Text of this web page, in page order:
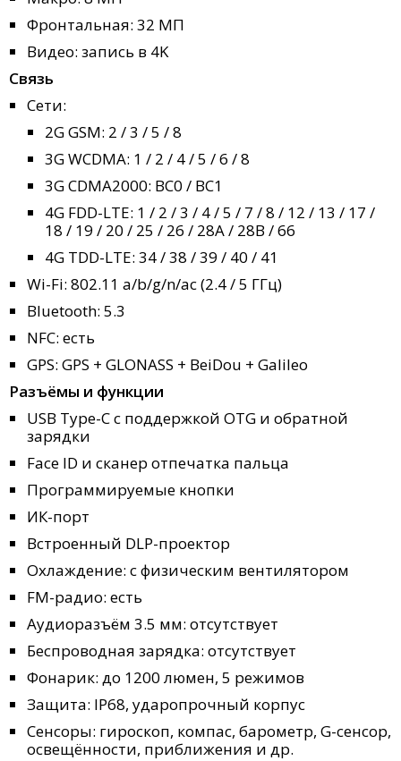
Фронтальная: 32 МП
Видео: запись в 4K
Связь
Сети:
2G GSM: 2 / 3 / 5 / 8
3G WCDMA: 1 / 2 / 4 / 5 / 6 / 8
3G CDMA2000: BC0 / BC1
4G FDD-LTE: 1 / 2 / 3 / 4 / 5 / 7 / 8 / 12 / 13 / 17 /
18 / 19 / 20 / 25 / 26 / 28A / 28B / 66
4G TDD-LTE: 34 / 38 / 39 / 40 / 41
Wi-Fi: 802.11 a/b/g/n/ac (2.4 / 5 ГГц)
Bluetooth: 5.3
NFC: есть
GPS: GPS + GLONASS + BeiDou + Galileo
Разъёмы и функции
USB Type-C с поддержкой OTG и обратной
зарядки
Face ID и сканер отпечатка пальца
Программируемые кнопки
ИК-порт
Встроенный DLP-проектор
Охлаждение: с физическим вентилятором
FM-радио: есть
Аудиоразъём 3.5 мм: отсутствует
Беспроводная зарядка: отсутствует
Фонарик: до 1200 люмен, 5 режимов
Защита: IP68, ударопрочный корпус
Сенсоры: гироскоп, компас, барометр, G-сенсор,
освещённости, приближения и др.